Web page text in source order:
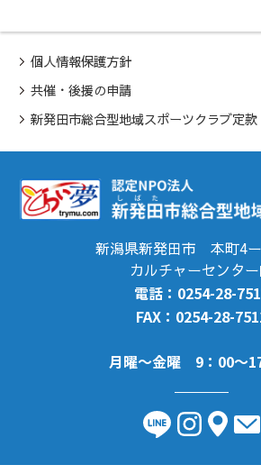
個人情報保護方針
共催・後援の申請
新発田市総合型地域スポーツクラブ定款
新潟県新発田市 本町4
カルチャーセンタ
電話：0254-28-
FAX：0254-28-
月曜～金曜 9：00～